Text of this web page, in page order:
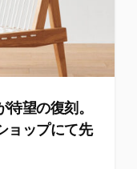
望の復刻。
ョップにて先